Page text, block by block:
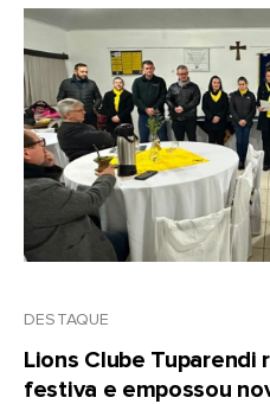
DESTAQUE
Lions Clube Tuparendi
festiva e empossou